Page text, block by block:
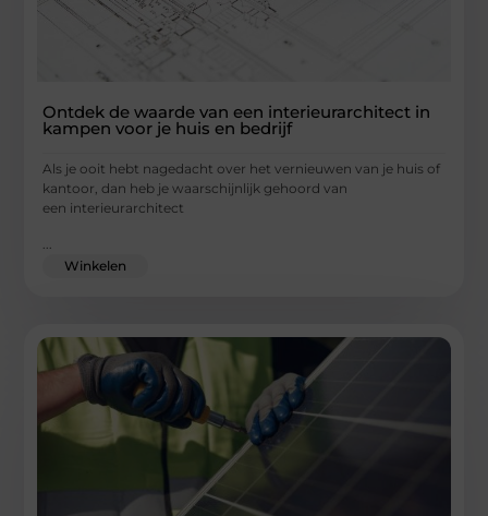
Ontdek de waarde van een interieurarchitect in
kampen voor je huis en bedrijf
Als je ooit hebt nagedacht over het vernieuwen van je huis of
kantoor, dan heb je waarschijnlijk gehoord van
een interieurarchitect
Winkelen